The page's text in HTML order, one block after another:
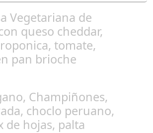
Vegetariana de
queso cheddar,
tomate,
pan brioche
Champiñones,
choclo peruano,
de hojas, palta